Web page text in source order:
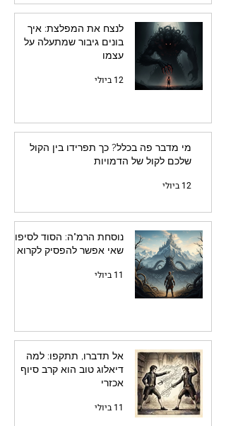
לנצח את המפלצת: איך
בונים גיבור שמתעלה על
עצמו
12 ביולי
מי מדבר פה בכלל? כך תפרידו בין הקול
שלכם לקול של הדמויות
12 ביולי
נוסחת הרמ"ה: הסוד לסיפור
שאי אפשר להפסיק לקרוא
11 ביולי
אל תדברו, תתקפו: למה
דיאלוג טוב הוא קרב סיוף
אכזרי
11 ביולי